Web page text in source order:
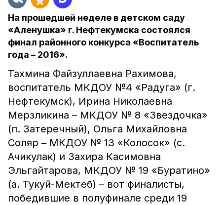
На прошедшей неделе в детском саду
«Аленушка» г. Нефтекумска состоялся
финал районного конкурса «Воспитатель
года – 2016».
Тахмина Файзуллаевна Рахимова,
воспитатель МКДОУ №4 «Радуга» (г.
Нефтекумск), Ирина Николаевна
Мерзликина – МКДОУ № 8 «Звездочка»
(п. Затеречный), Ольга Михайловна
Соляр – МКДОУ № 13 «Колосок» (с.
Ачикулак) и Захира Касимовна
Эльгайтарова, МКДОУ № 19 «Буратино»
(а. Тукуй-Мектеб) – вот финалисты,
победившие в полуфинале среди 19